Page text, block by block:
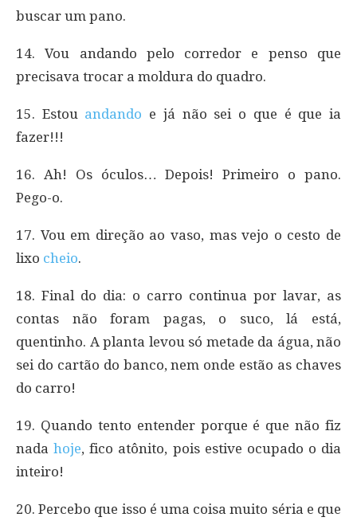
buscar um pano.
14. Vou andando pelo corredor e penso que
precisava trocar a moldura do quadro.
15. Estou andando e já não sei o que é que ia
fazer!!!
16. Ah! Os óculos… Depois! Primeiro o pano.
Pego-o.
17. Vou em direção ao vaso, mas vejo o cesto de
lixo cheio.
18. Final do dia: o carro continua por lavar, as
contas não foram pagas, o suco, lá está,
quentinho. A planta levou só metade da água, não
sei do cartão do banco, nem onde estão as chaves
do carro!
19. Quando tento entender porque é que não fiz
nadahoje, fico atônito, pois estive ocupado o dia
inteiro!
20. Percebo que isso é uma coisa muito séria e que